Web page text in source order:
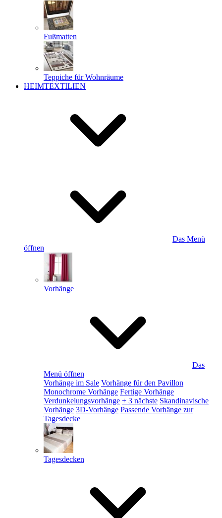
Fußmatten
Teppiche für Wohnräume
HEIMTEXTILIEN
Das Menü
öffnen
Vorhänge
Das
Menü öffnen
Vorhänge im Sale Vorhänge für den Pavillon
Monochrome Vorhänge Fertige Vorhänge
Verdunkelungsvorhänge + 3 nächste Skandinavische
Vorhänge 3D-Vorhänge Passende Vorhänge zur
Tagesdecke
Tagesdecken